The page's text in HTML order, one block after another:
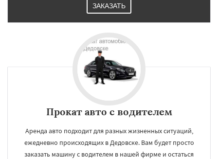
ЗАКАЗАТЬ
Прокат авто с водителем
Аренда авто подходит для разных жизненных ситуаций,
ежедневно происходящих в Дедовске. Вам будет просто
заказать машину с водителем в нашей фирме и остаться